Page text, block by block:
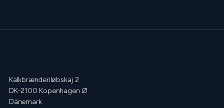
Kalkbrænderiløbskaj 2
DK-2100 Kopenhagen Ø
Dänemark